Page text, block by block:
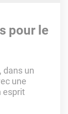
pour le
dans un
une
esprit